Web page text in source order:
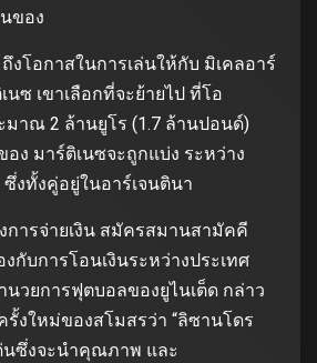
ของ
งโอกาสในการเล่นให้กับ มิเคลอาร์
นซ เขาเลือกที่จะย้ายไป ที่โอ
าณ 2 ล้านยูโร (1.7 ล้านปอนด์)
ง มาร์ติเนซจะถูกแบ่ง ระหว่าง
ซึ่งทั้งคู่อยู่ในอาร์เจนตินา
การจ่ายเงิน สมัครสมานสามัคคี
กับการโอนเงินระหว่างประเทศ
นวยการฟุตบอลของยูไนเต็ด กล่าว
งใหม่ของสโมสรว่า “ลิซานโดร
นซึ่งจะนําคุณภาพ และ